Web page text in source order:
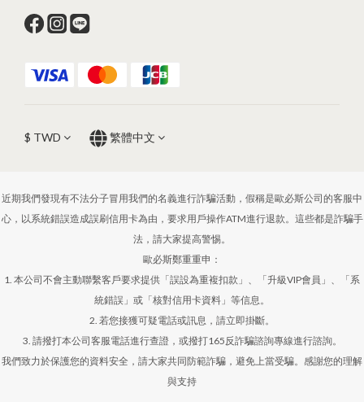
$ TWD 繁體中文
近期我們發現有不法分子冒用我們的名義進行詐騙活動，假稱是歐必斯公司的客服中
心，以系統錯誤造成誤刷信用卡為由，要求用戶操作ATM進行退款。這些都是詐騙手
法，請大家提高警惕。
歐必斯鄭重重申：
1. 本公司不會主動聯繫客戶要求提供「誤設為重複扣款」、「升級VIP會員」、「系
統錯誤」或「核對信用卡資料」等信息。
2. 若您接獲可疑電話或訊息，請立即掛斷。
3. 請撥打本公司客服電話進行查證，或撥打165反詐騙諮詢專線進行諮詢。
我們致力於保護您的資料安全，請大家共同防範詐騙，避免上當受騙。感謝您的理解
與支持